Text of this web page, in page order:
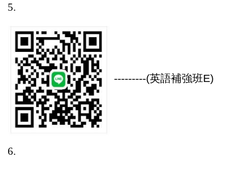
5.
---------(英語補強班E)
6.